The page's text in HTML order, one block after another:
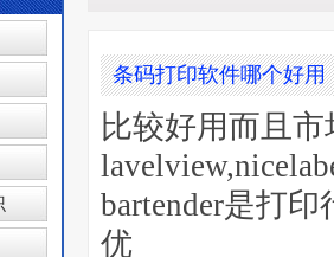
条码打印软件哪个好用
比较好用而且市
bartender是打
优